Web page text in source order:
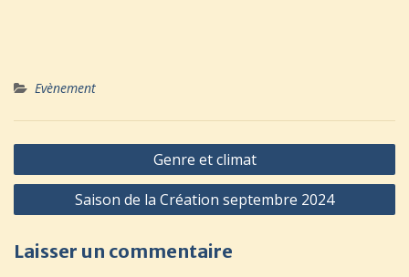
Evènement
Navigation
de
l’article
Genre et climat
Saison de la Création septembre 2024
Laisser un commentaire